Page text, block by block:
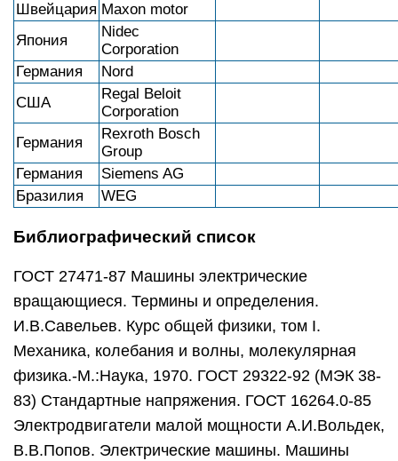
Швейцария Maxon motor
Япония
Nidec
Corporation
Германия
Nord
США
Regal Beloit
Corporation
Германия
Rexroth Bosch
Group
Германия
Siemens AG
Бразилия
WEG
Библиографический список
ГОСТ 27471-87 Машины электрические
вращающиеся. Термины и определения.
И.В.Савельев. Курс общей физики, том I.
Механика, колебания и волны, молекулярная
физика.-М.:Наука, 1970. ГОСТ 29322-92 (МЭК 38-
83) Стандартные напряжения. ГОСТ 16264.0-85
Электродвигатели малой мощности А.И.Вольдек,
В.В.Попов. Электрические машины. Машины